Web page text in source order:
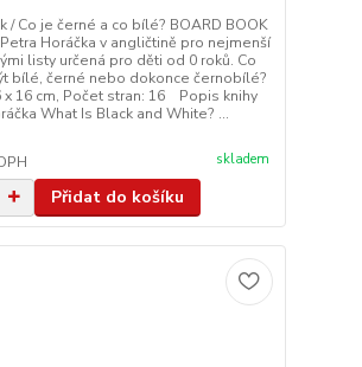
/ Co je černé a co bílé? BOARD BOOK
Horáčka v angličtině pro nejmenší
listy určená pro děti od 0 roků. Co
bílé, černé nebo dokonce černobílé?
x 16 cm, Počet stran: 16 Popis knihy
What Is Black and White? ...
skladem
Přidat do košíku